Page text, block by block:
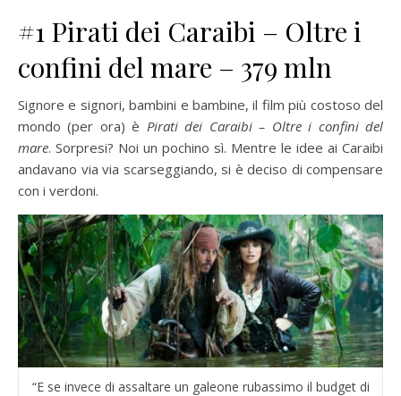
#1 Pirati dei Caraibi – Oltre i
confini del mare – 379 mln
Signore e signori, bambini e bambine, il film più costoso del
mondo (per ora) è Pirati dei Caraibi – Oltre i confini del
mare. Sorpresi? Noi un pochino sì. Mentre le idee ai Caraibi
andavano via via scarseggiando, si è deciso di compensare
con i verdoni.
“E se invece di assaltare un galeone rubassimo il budget di